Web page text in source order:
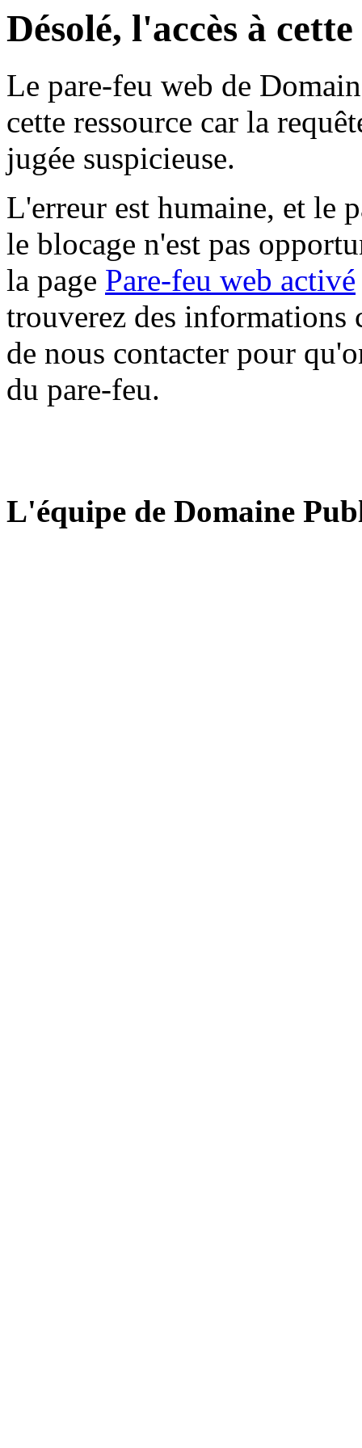
Désolé, l'accès à
Le pare-feu web de
cette ressource car la
jugée suspicieuse.
L'erreur est humaine, et le
le blocage n'est pas
la page Pare-feu web activé
trouverez des informations
de nous contacter pour
du pare-feu.
L'équipe de Domaine